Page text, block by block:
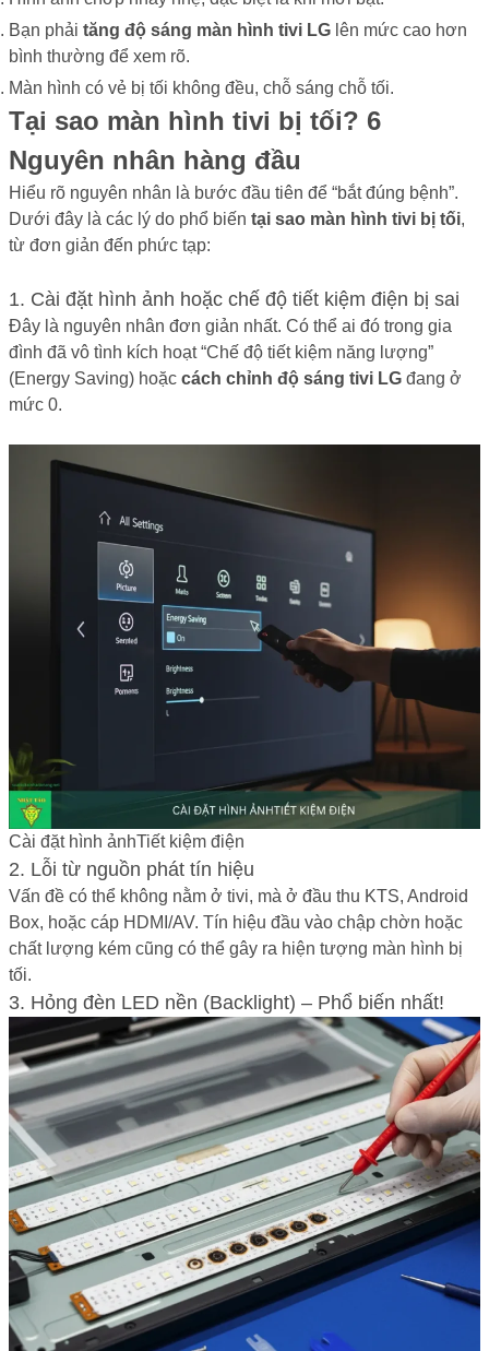
Bạn phải tăng độ sáng màn hình tivi LG lên mức cao hơn
bình thường để xem rõ.
Màn hình có vẻ bị tối không đều, chỗ sáng chỗ tối.
Tại sao màn hình tivi bị tối? 6
Nguyên nhân hàng đầu
Hiểu rõ nguyên nhân là bước đầu tiên để “bắt đúng bệnh”.
Dưới đây là các lý do phổ biến tại sao màn hình tivi bị tối,
từ đơn giản đến phức tạp:
1. Cài đặt hình ảnh hoặc chế độ tiết kiệm điện bị sai
Đây là nguyên nhân đơn giản nhất. Có thể ai đó trong gia
đình đã vô tình kích hoạt “Chế độ tiết kiệm năng lượng”
(Energy Saving) hoặc cách chỉnh độ sáng tivi LG đang ở
mức 0.
Cài đặt hình ảnhTiết kiệm điện
2. Lỗi từ nguồn phát tín hiệu
Vấn đề có thể không nằm ở tivi, mà ở đầu thu KTS, Android
Box, hoặc cáp HDMI/AV. Tín hiệu đầu vào chập chờn hoặc
chất lượng kém cũng có thể gây ra hiện tượng màn hình bị
tối.
3. Hỏng đèn LED nền (Backlight) – Phổ biến nhất!